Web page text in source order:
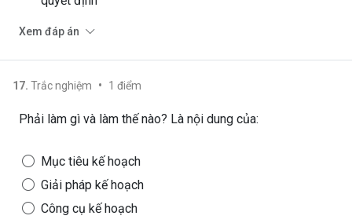
Xem đáp án
17. Trắc nghiệm • 1 điểm
Phải làm gì và làm thế nào? Là nội dung của:
Mục tiêu kế hoạch
Giải pháp kế hoạch
Công cụ kế hoạch